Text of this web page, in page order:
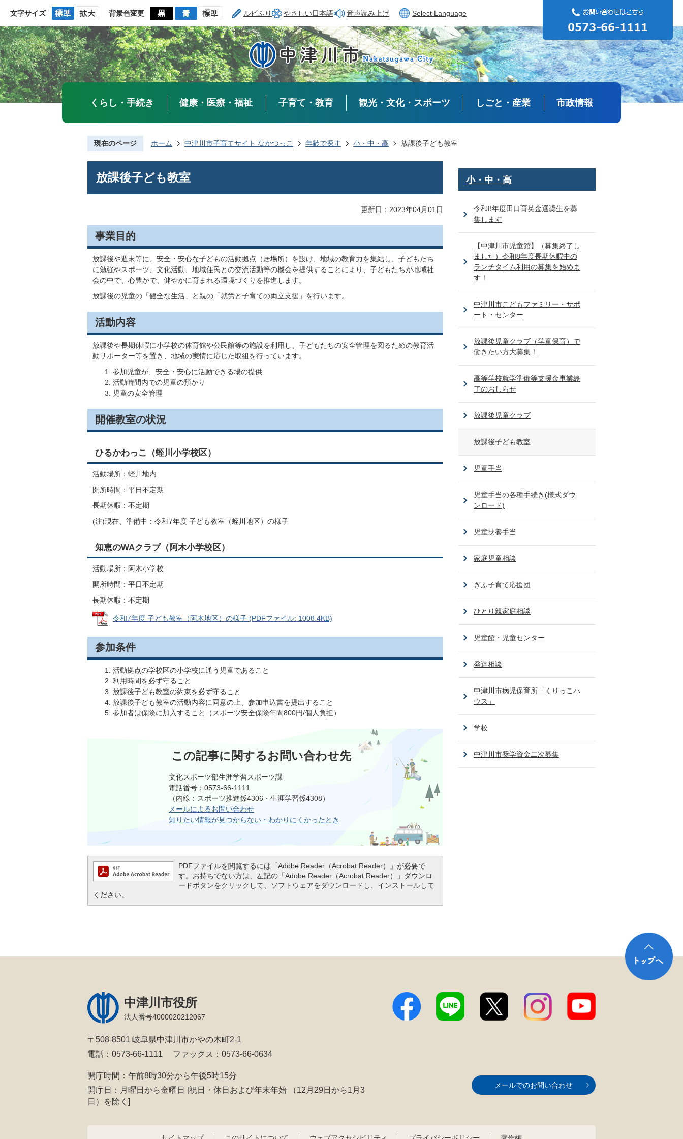
文字サイズ 背景色変更 ルビふり やさしい日本語 音声読み上げ Select Language
くらし・手続き 健康・医療・福祉 子育て・教育 観光・文化・スポーツ しごと・産業 市政情報
現在のページ ホーム 中津川市子育てサイト なかつっこ 年齢で探す 小・中・高 放課後子ども教室
放課後子ども教室
更新日：2023年04月01日
事業目的
放課後や週末等に、安全・安心な子どもの活動拠点（居場所）を設け、地域の教育力を集結し、子どもたち
に勉強やスポーツ、文化活動、地域住民との交流活動等の機会を提供することにより、子どもたちが地域社
会の中で、心豊かで、健やかに育まれる環境づくりを推進します。
放課後の児童の「健全な生活」と親の「就労と子育ての両立支援」を行います。
活動内容
放課後や長期休暇に小学校の体育館や公民館等の施設を利用し、子どもたちの安全管理を図るための教育活
動サポーター等を置き、地域の実情に応じた取組を行っています。
参加児童が、安全・安心に活動できる場の提供
活動時間内での児童の預かり
児童の安全管理
開催教室の状況
ひるかわっこ（蛭川小学校区）
活動場所：蛭川地内
開所時間：平日不定期
長期休暇：不定期
(注)現在、準備中：令和7年度 子ども教室（蛭川地区）の様子
知恵のWAクラブ（阿木小学校区）
活動場所：阿木小学校
開所時間：平日不定期
長期休暇：不定期
令和7年度 子ども教室（阿木地区）の様子 (PDFファイル: 1008.4KB)
参加条件
活動拠点の学校区の小学校に通う児童であること
利用時間を必ず守ること
放課後子ども教室の約束を必ず守ること
放課後子ども教室の活動内容に同意の上、参加申込書を提出すること
参加者は保険に加入すること（スポーツ安全保険年間800円/個人負担）
この記事に関するお問い合わせ先
文化スポーツ部生涯学習スポーツ課
電話番号：0573-66-1111
（内線：スポーツ推進係4306・生涯学習係4308）
メールによるお問い合わせ
知りたい情報が見つからない・わかりにくかったとき
PDFファイルを閲覧するには「Adobe Reader（Acrobat Reader）」が必要で
す。お持ちでない方は、左記の「Adobe Reader（Acrobat Reader）」ダウンロ
ードボタンをクリックして、ソフトウェアをダウンロードし、インストールして
ください。
小・中・高
令和8年度田口育英金選奨生を募
集します
【中津川市児童館】（募集終了し
ました）令和8年度長期休暇中の
ランチタイム利用の募集を始めま
す！
中津川市こどもファミリー・サポ
ート・センター
放課後児童クラブ（学童保育）で
働きたい方大募集！
高等学校就学準備等支援金事業終
了のおしらせ
放課後児童クラブ
放課後子ども教室
児童手当
児童手当の各種手続き(様式ダウ
ンロード)
児童扶養手当
家庭児童相談
ぎふ子育て応援団
ひとり親家庭相談
児童館・児童センター
発達相談
中津川市病児保育所「くりっこハ
ウス」
学校
中津川市奨学資金二次募集
中津川市役所
法人番号4000020212067
〒508-8501 岐阜県中津川市かやの木町2-1
電話：0573-66-1111
ファックス：0573-66-0634
開庁時間：午前8時30分から午後5時15分
開庁日：月曜日から金曜日 [祝日・休日および年末年始
（12月29日から1月3
日）を除く]
メールでのお問い合わせ